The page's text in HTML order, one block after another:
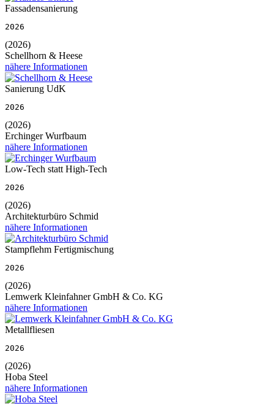
Fassadensanierung
2026
(2026)
Schellhorn & Heese
nähere Informationen
Sanierung UdK
2026
(2026)
Erchinger Wurfbaum
nähere Informationen
Low-Tech statt High-Tech
2026
(2026)
Architekturbüro Schmid
nähere Informationen
Stampflehm Fertigmischung
2026
(2026)
Lemwerk Kleinfahner GmbH & Co. KG
nähere Informationen
Metallfliesen
2026
(2026)
Hoba Steel
nähere Informationen